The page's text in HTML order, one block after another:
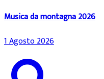
Musica da montagna 2026
1 Agosto 2026